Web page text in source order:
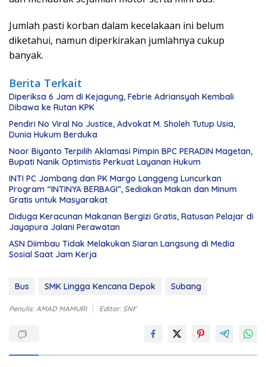
Jumlah pasti korban dalam kecelakaan ini belum
diketahui, namun diperkirakan jumlahnya cukup
banyak.
Berita Terkait
Diperiksa 6 Jam di Kejagung, Febrie Adriansyah Kembali
Dibawa ke Rutan KPK
Pendiri No Viral No Justice, Advokat M. Sholeh Tutup Usia,
Dunia Hukum Berduka
Noor Biyanto Terpilih Aklamasi Pimpin BPC PERADIN Magetan,
Bupati Nanik Optimistis Perkuat Layanan Hukum
INTI PC Jombang dan PK Margo Langgeng Luncurkan
Program “INTINYA BERBAGI”, Sediakan Makan dan Minum
Gratis untuk Masyarakat
Diduga Keracunan Makanan Bergizi Gratis, Ratusan Pelajar di
Jayapura Jalani Perawatan
ASN Diimbau Tidak Melakukan Siaran Langsung di Media
Sosial Saat Jam Kerja
Bus SMK Lingga Kencana Depok Subang
Penulis: AMAD MAMURI Editor: SNF